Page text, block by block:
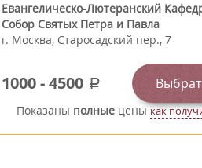
Евангелическо-Лютеранский
Собор Святых Петра и Павла
г. Москва, Старосадский пер., 7
1000-4500 a
Показаны полныеценыкак